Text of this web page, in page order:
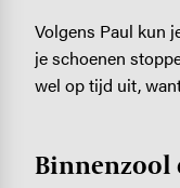
Volgens Paul kun
je schoenen
wel op tijd uit,
Binnenzool